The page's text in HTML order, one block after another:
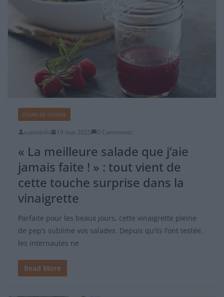
COURS DE CUISINE
cuisininfo 19 mai 2025 0 Comments
« La meilleure salade que j’aie
jamais faite ! » : tout vient de
cette touche surprise dans la
vinaigrette
Parfaite pour les beaux jours, cette vinaigrette pleine
de pep’s sublime vos salades. Depuis qu’ils l’ont testée,
les internautes ne
Read More